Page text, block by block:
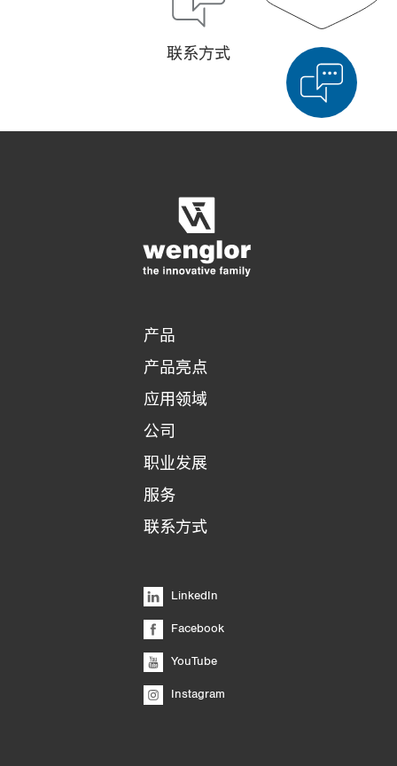
联系方式
产品
产品亮点
应用领域
公司
职业发展
服务
联系方式
LinkedIn
Facebook
YouTube
Instagram